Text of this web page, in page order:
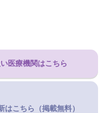
医療機関はこちら
こちら（掲載無料）